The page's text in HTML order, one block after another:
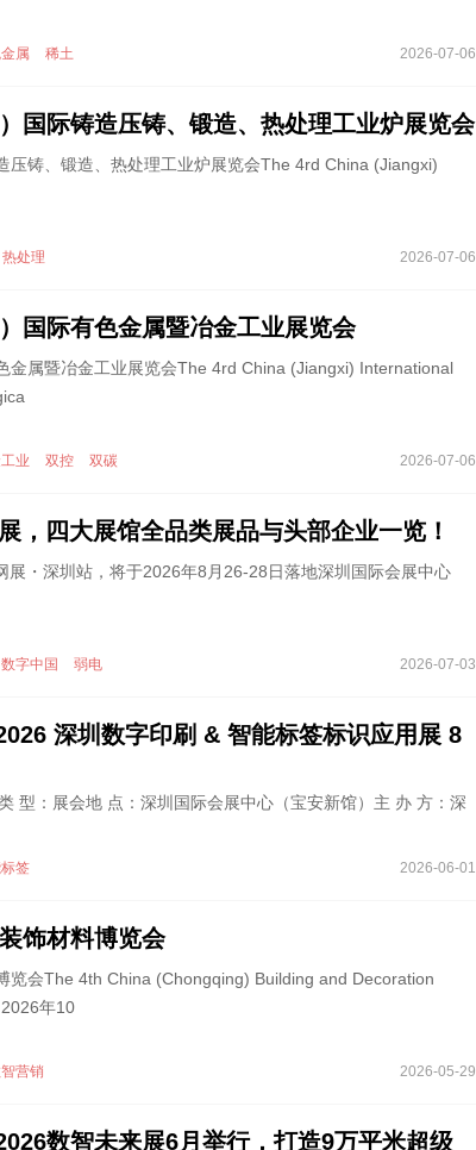
属 稀土 2026-07-06
国际铸造压铸、锻造、热处理工业炉展览会
压铸、锻造、热处理工业炉展览会The 4rd China (Jiangxi)
热处理 2026-07-06
国际有色金属暨冶金工业展览会
金属暨冶金工业展览会The 4rd China (Jiangxi) International
业 双控 双碳 2026-07-06
，四大展馆全品类展品与头部企业一览！
展・深圳站，将于2026年8月26-28日落地深圳国际会展中心
数字中国 弱电 2026-07-03
深圳数字印刷 & 智能标签标识应用展 8
型：展会地 点：深圳国际会展中心（宝安新馆）主 办 方：深
签 2026-06-01
饰材料博览会
览会The 4th China (Chongqing) Building and Decoration
年10
营销 2026-05-29
数智未来展6月举行，打造9万平米超级